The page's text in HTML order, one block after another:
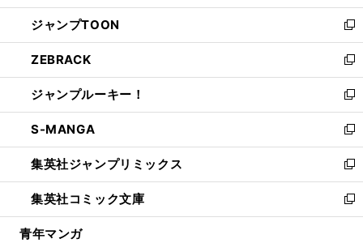
開
く
ウ
で
開
く
ン
ド
ウ
で
開
く
ウ
ィ
ン
ド
ウ
で
開
く
し
い
ウ
ィ
ン
ド
ウ
で
開
く
ジャンプTOON
新
し
い
ウ
ィ
ン
ド
ウ
で
開
く
ZEBRACK
新
し
い
ウ
ィ
ン
ド
ウ
で
開
ジャンプルーキー！
新
し
い
ウ
ィ
ン
ド
ウ
S-MANGA
新
し
い
ウ
ィ
ン
集英社ジャンプリミックス
新
し
い
ウ
集英社コミック文庫
新
し
青年マンガ